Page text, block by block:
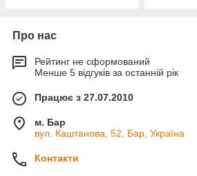
Про нас
Рейтинг не сформований
Менше 5 відгуків за останній рік
Працює з 27.07.2010
м. Бар
вул. Каштанова, 52, Бар, Україна
Контакти